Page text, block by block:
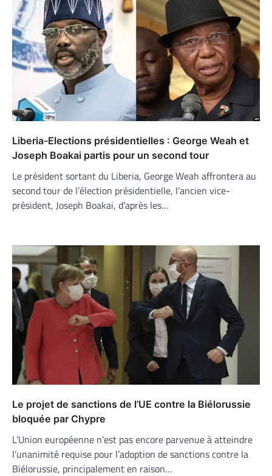
Liberia-Elections présidentielles : George Weah et
Joseph Boakai partis pour un second tour
Le président sortant du Liberia, George Weah affrontera au
second tour de l’élection présidentielle, l’ancien vice-
président, Joseph Boakai, d’après les…
Le projet de sanctions de l’UE contre la Biélorussie
bloquée par Chypre
L’Union européenne n’est pas encore parvenue à atteindre
l’unanimité requise pour l’adoption de sanctions contre la
Biélorussie, principalement en raison…